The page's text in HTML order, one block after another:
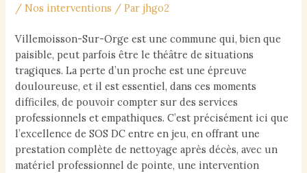
/Nos interventions / Parjhgo2
Villemoisson-Sur-Orge est une commune qui, bien que
paisible, peut parfois être le théâtre de situations
tragiques. La perte d’un proche est une épreuve
douloureuse, et il est essentiel, dans ces moments
difficiles, de pouvoir compter sur des services
professionnels et empathiques. C’est précisément ici que
l’excellence de SOS DC entre en jeu, en offrant une
prestation complète de nettoyage après décès, avec un
matériel professionnel de pointe, une intervention